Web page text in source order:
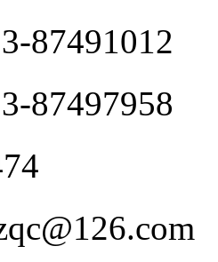
87491012
87497958